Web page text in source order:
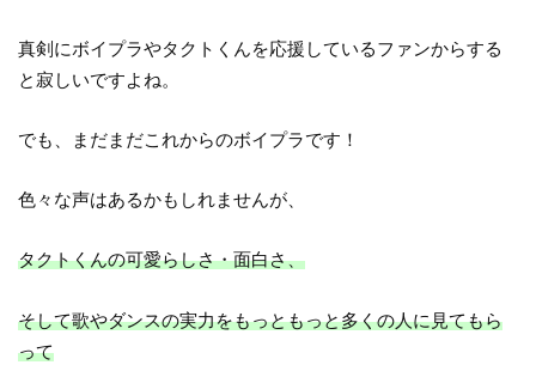
真剣にボイプラやタクトくんを応援しているファンからする
と寂しいですよね。
でも、まだまだこれからのボイプラです！
色々な声はあるかもしれませんが、
タクトくんの可愛らしさ・面白さ、
そして歌やダンスの実力をもっともっと多くの人に見てもら
って